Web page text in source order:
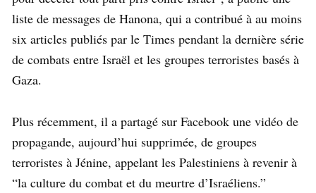
liste de messages de Hanona, qui a contribué à au moins
six articles publiés par le Times pendant la dernière série
de combats entre Israël et les groupes terroristes basés à
Gaza.
Plus récemment, il a partagé sur Facebook une vidéo de
propagande, aujourd’hui supprimée, de groupes
terroristes à Jénine, appelant les Palestiniens à revenir à
“la culture du combat et du meurtre d’Israéliens.”